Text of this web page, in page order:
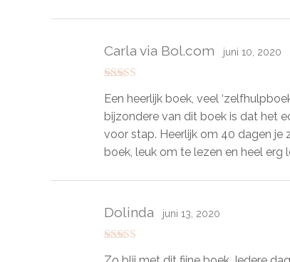
5uit 5
Carla via Bol.com juni 10, 2020
Een heerlijk boek, veel
bijzondere van dit boek is dat het
voor stap. Heerlijk om 40 dagen je
boek, leuk om te lezen en heel erg
Dolinda juni 13, 2020